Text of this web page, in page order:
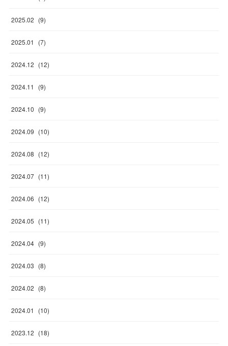
2025.02 (9)
2025.01 (7)
2024.12 (12)
2024.11 (9)
2024.10 (9)
2024.09 (10)
2024.08 (12)
2024.07 (11)
2024.06 (12)
2024.05 (11)
2024.04 (9)
2024.03 (8)
2024.02 (8)
2024.01 (10)
2023.12 (18)